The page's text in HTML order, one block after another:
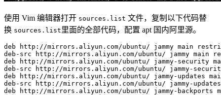
使用 Vim 编辑器打开 sources.list 文件，复制以下代码替
换 sources.list 里面的全部代码，配置 apt 国内阿里源。
deb http://mirrors.aliyun.com/ubuntu/ jammy main
deb-src http://mirrors.aliyun.com/ubuntu/ jammy main
deb http://mirrors.aliyun.com/ubuntu/ jammy-security
deb-src http://mirrors.aliyun.com/ubuntu/ jammy-
deb http://mirrors.aliyun.com/ubuntu/ jammy-updates
deb-src http://mirrors.aliyun.com/ubuntu/ jammy-
deb http://mirrors.aliyun.com/ubuntu/ jammy-